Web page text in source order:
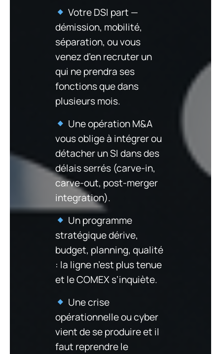
Votre DSI part —
démission, mobilité,
séparation, ou vous
venez d’en recruter un
qui ne prendra ses
fonctions que dans
plusieurs mois.
Une opération M&A
vous oblige à intégrer ou
détacher un SI dans des
délais serrés (carve-in,
carve-out, post-merger
integration).
Un programme
stratégique dérive,
budget, planning, qualité
: la ligne n’est plus tenue
et le COMEX s’inquiète.
Une crise
opérationnelle ou cyber
vient de se produire et il
faut reprendre le